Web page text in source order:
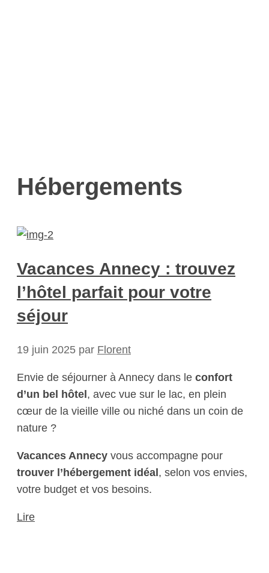
Hébergements
Vacances Annecy : trouvez
l’hôtel parfait pour votre
séjour
19 juin 2025 par Florent
Envie de séjourner à Annecy dans le confort
d’un bel hôtel , avec vue sur le lac, en plein
cœur de la vieille ville ou niché dans un coin de
nature ?
Vacances Annecy vous accompagne pour
trouver l’hébergement idéal , selon vos envies,
votre budget et vos besoins.
Lire